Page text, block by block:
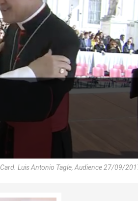
Card. Luis Antonio Tagle, Audience 27/09/